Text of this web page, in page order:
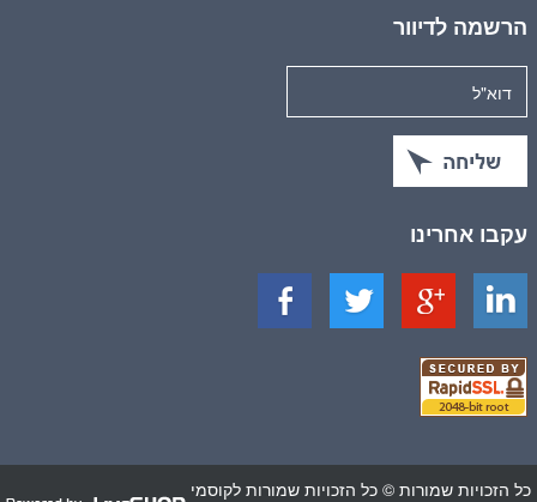
הרשמה לדיוור
עקבו אחרינו
כל הזכויות שמורות © כל הזכויות שמורות לקוסמי